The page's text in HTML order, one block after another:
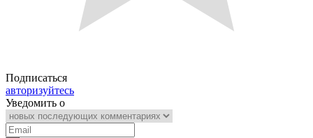
Подписаться
авторизуйтесь
Уведомить о